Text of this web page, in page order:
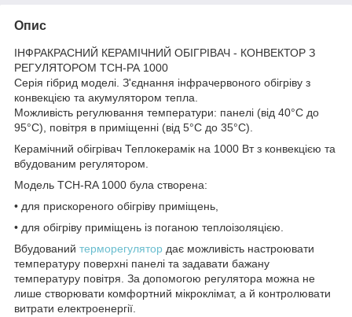
Опис
ІНФРАКРАСНИЙ КЕРАМІЧНИЙ ОБІГРІВАЧ - КОНВЕКТОР З
РЕГУЛЯТОРОМ ТСН-РА 1000
Серія гібрид моделі. З'єднання інфрачервоного обігріву з
конвекцією та акумулятором тепла.
Можливість регулювання температури: панелі (від 40°С до
95°С), повітря в приміщенні (від 5°С до 35°С).
Керамічний обігрівач Теплокерамік на 1000 Вт з конвекцією та
вбудованим регулятором.
Модель ТСН-RA 1000 була створена:
• для прискореного обігріву приміщень,
• для обігріву приміщень із поганою теплоізоляцією.
Вбудований терморегулятор дає можливість настроювати
температуру поверхні панелі та задавати бажану
температуру повітря. За допомогою регулятора можна не
лише створювати комфортний мікроклімат, а й контролювати
витрати електроенергії.